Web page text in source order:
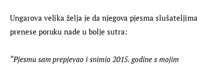
Ungarova velika želja je da njegova pjesma slušateljima
prenese poruku nade u bolje sutra:
“Pjesmu sam prepjevao i snimio 2015. godine s mojim